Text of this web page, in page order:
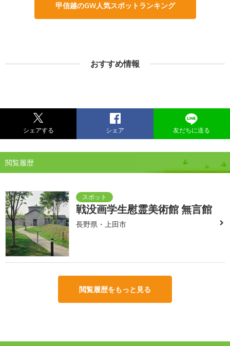
甲信越のGW人気スポットランキング
おすすめ情報
シェアする シェア 友だちに送る
閲覧履歴
戦没画学生慰霊美術館 無言館
長野県・上田市
閲覧履歴をもっと見る